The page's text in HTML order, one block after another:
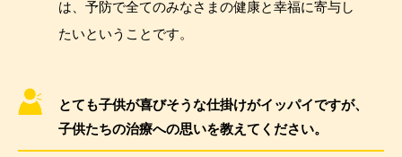
は、予防で全てのみなさまの健康と幸福に寄与し
たいということです。
とても子供が喜びそうな仕掛けがイッパイですが、
子供たちの治療への思いを教えてください。